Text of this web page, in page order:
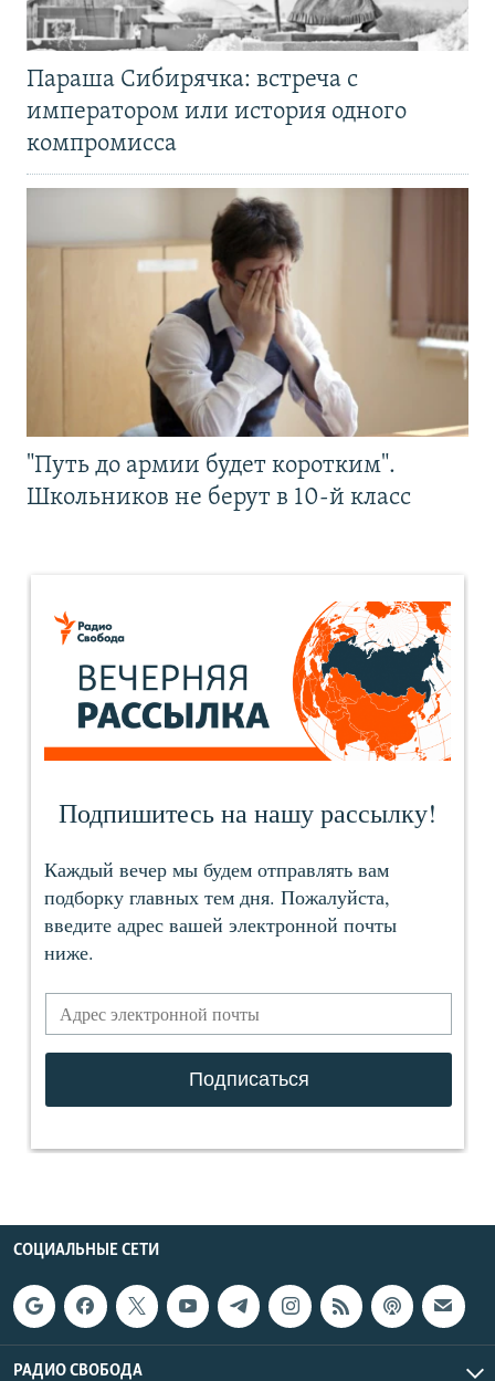
Параша Сибирячка: встреча с
императором или история одного
компромисса
"Путь до армии будет коротким".
Школьников не берут в 10-й класс
СОЦИАЛЬНЫЕ СЕТИ
РАДИО СВОБОДА